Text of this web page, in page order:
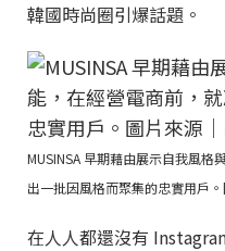
韓國時尚圈引爆話題。
MUSINSA 早期藉由展示自我風格
出一批因風格而聚集的忠實用戶
在人人都還沒有